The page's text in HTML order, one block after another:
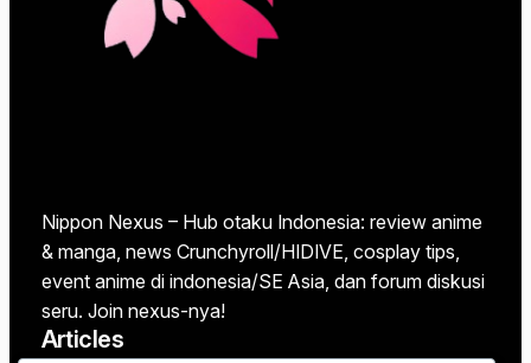
Nippon Nexus – Hub otaku Indonesia: review anime
& manga, news Crunchyroll/HIDIVE, cosplay tips,
event anime di indonesia/SE Asia, dan forum diskusi
seru. Join nexus-nya!
Articles